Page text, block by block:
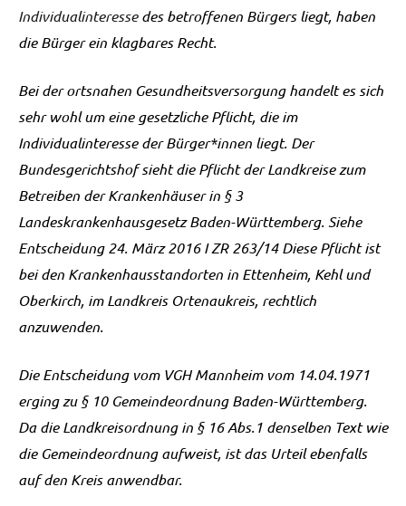
Individualinteressedes betroffenen Bürgers liegt, haben
die Bürger ein klagbares Recht.
Bei der ortsnahen Gesundheitsversorgung handelt es sich
sehr wohl um eine gesetzliche Pflicht, die im
Individualinteresse der Bürger*innen liegt. Der
Bundesgerichtshof sieht die Pflicht der Landkreise zum
Betreiben der Krankenhäuser in § 3
Landeskrankenhausgesetz Baden-Württemberg. Siehe
Entscheidung 24. März 2016 I ZR 263/14 Diese Pflicht ist
bei den Krankenhausstandorten in Ettenheim, Kehl und
Oberkirch, im Landkreis Ortenaukreis, rechtlich
anzuwenden.
Die Entscheidung vom VGH Mannheim vom 14.04.1971
erging zu § 10 Gemeindeordnung Baden-Württemberg.
Da die Landkreisordnung in § 16 Abs.1 denselben Text wie
die Gemeindeordnung aufweist, ist das Urteil ebenfalls
auf den Kreis anwendbar.